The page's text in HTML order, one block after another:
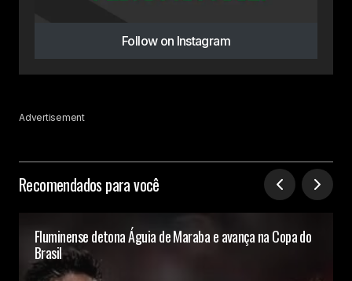
Follow on Instagram
Advertisement
Recomendados para você
Fluminense detona Águia de Maraba e avança na Copa do
Brasil